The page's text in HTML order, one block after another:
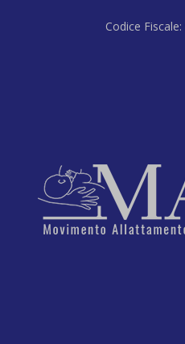
Codice Fiscale: